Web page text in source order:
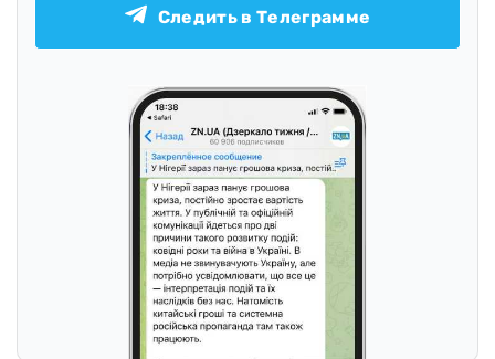
Следить в Телеграмме